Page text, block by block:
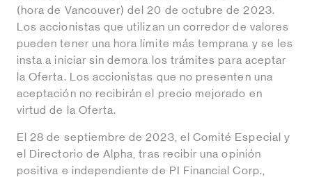
(hora de Vancouver) del 20 de octubre de 2023.
Los accionistas que utilizan un corredor de valores
pueden tener una hora límite más temprana y se les
insta a iniciar sin demora los trámites para aceptar
la Oferta. Los accionistas que no presenten una
aceptación no recibirán el precio mejorado en
virtud de la Oferta.
El 28 de septiembre de 2023, el Comité Especial y
el Directorio de Alpha, tras recibir una opinión
positiva e independiente de PI Financial Corp.,